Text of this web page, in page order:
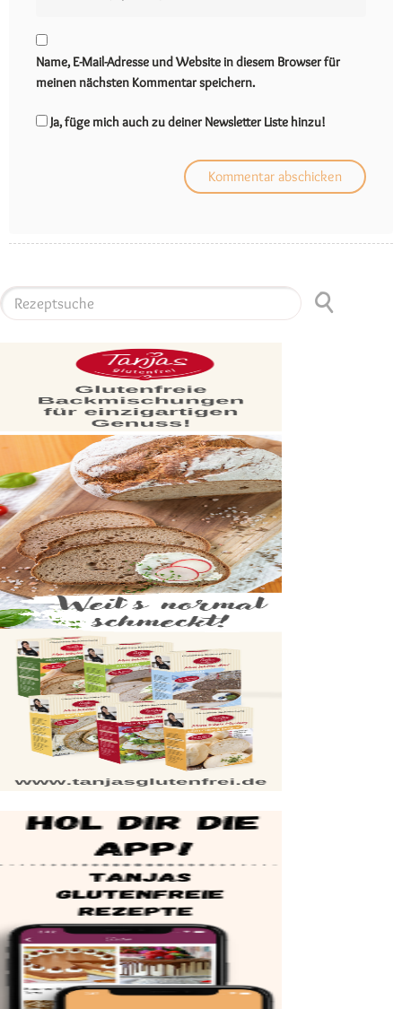
Name, E-Mail-Adresse und Website in diesem Browser für
meinen nächsten Kommentar speichern.
Ja, füge mich auch zu deiner Newsletter Liste hinzu!